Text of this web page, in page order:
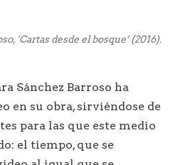
‘Cartas desde el bosque’ (2016).
Sánchez Barroso ha
en su obra, sirviéndose de
para las que este medio
el tiempo, que se